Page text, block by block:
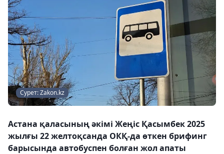
Сурет: Zakon.kz
Астана қаласының әкімі Жеңіс Қасымбек 2025
жылғы 22 желтоқсанда ОКҚ-да өткен брифинг
барысында автобуспен болған жол апаты